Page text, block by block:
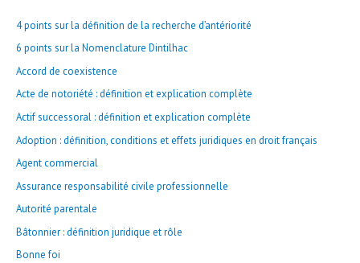
e
r
c
h
:
4 points sur la définition de la recherche d’antériorité
6 points sur la Nomenclature Dintilhac
Accord de coexistence
Acte de notoriété : définition et explication complète
Actif successoral : définition et explication complète
Adoption : définition, conditions et effets juridiques en droit français
Agent commercial
Assurance responsabilité civile professionnelle
Autorité parentale
Bâtonnier : définition juridique et rôle
Bonne foi